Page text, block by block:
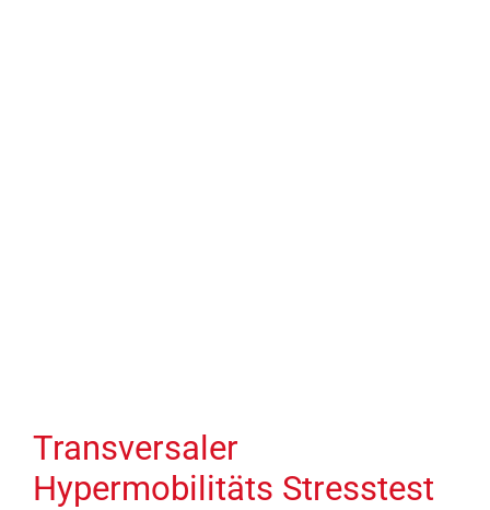
Transversaler
Hypermobilitäts Stresstest